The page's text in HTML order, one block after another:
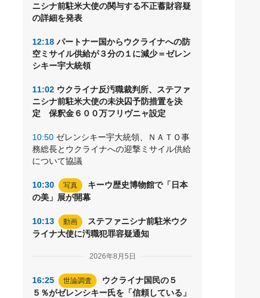
ニシナ前駐米大使の関与する不正蓄財容疑
の詳細を発表
12:18 パートナー国からウクライナへの防
空ミサイル供給が３分の１に減少＝ゼレン
シキー宇大統領
11:02 ウクライナ反汚職裁判所、ステファ
ニシナ前駐米大使の未決囚予防措置を決
定 保釈金６００万フリヴニャ設定
10:50 ゼレンシキー宇大統領、ＮＡＴＯ事
務総長とウクライナへの迎撃ミサイル供給
について協議
10:30 写真
キーウ歴史博物館で「日本
の美」展が開幕
10:13 動画
ステファニシナ前駐米ウク
ライナ大使に汚職犯罪容疑通知
2026年8月5日
16:25 世論調査
ウクライナ国民の５
５％がゼレンシキー氏を「信頼している」